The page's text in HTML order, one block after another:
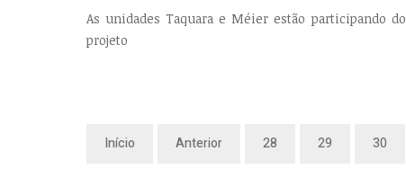
As unidades Taquara e Méier estão participando do
projeto
Início Anterior 28 29 30